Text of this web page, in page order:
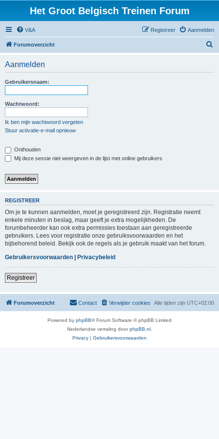
Het Groot Belgisch Treinen Forum
V&A Aanmelden
Registreer
Forumoverzicht
Aanmelden
Gebruikersnaam:
Wachtwoord:
Ik ben mijn wachtwoord vergeten
Stuur activatie-e-mail opnieuw
Onthouden
Mij deze sessie niet weergeven in de lijst met online gebruikers
REGISTREER
Om je te kunnen aanmelden, moet je geregistreerd zijn. Registratie neemt
enkele minuten in beslag, maar geeft je extra mogelijkheden. De
forumbeheerder kan ook extra permissies toestaan aan geregistreerde
gebruikers. Lees voor registratie onze gebruiksvoorwaarden en het
bijbehorend beleid. Bekijk ook de regels als je gebruik maakt van het forum.
Gebruikersvoorwaarden | Privacybeleid
Registreer
Forumoverzicht Alle tijden zijn UTC+02:00
Verwijder cookies
Contact
Powered by phpBB® Forum Software © phpBB Limited
Nederlandse vertaling doorphpBB.nl
Privacy | Gebruikersvoorwaarden